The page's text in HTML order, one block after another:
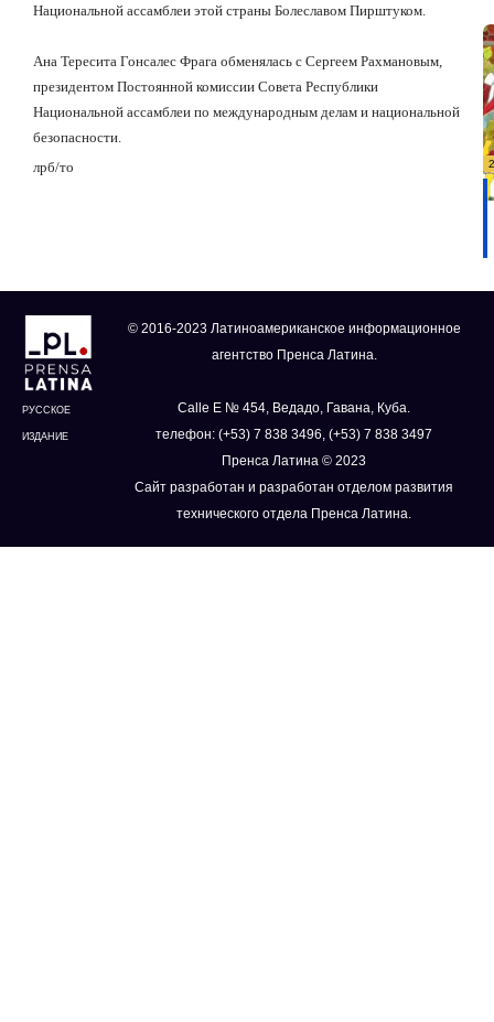
Национальной ассамблеи этой страны Болеславом Пирштуком.
Ана Тересита Гонсалес Фрага обменялась с Сергеем Рахмановым,
президентом Постоянной комиссии Совета Республики
Национальной ассамблеи по международным делам и национальной
безопасности.
лрб/то
РУССКОЕ
ИЗДАНИЕ
© 2016-2023 Латиноамериканское информационное
агентство Пренса Латина.
Calle E № 454, Ведадо, Гавана, Куба.
телефон: (+53) 7 838 3496, (+53) 7 838 3497
Пренса Латина © 2023
Сайт разработан и разработан отделом развития
технического отдела Пренса Латина.